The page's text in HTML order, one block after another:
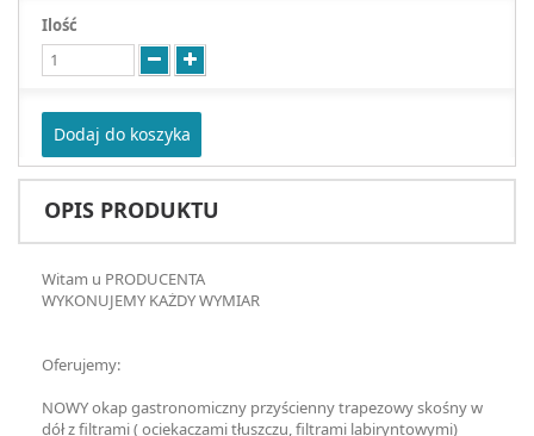
Ilość
Dodaj do koszyka
OPIS PRODUKTU
Witam u PRODUCENTA
WYKONUJEMY KAŻDY WYMIAR
Oferujemy:
NOWY okap gastronomiczny przyścienny trapezowy skośny w
dół z filtrami ( ociekaczami tłuszczu, filtrami labiryntowymi)